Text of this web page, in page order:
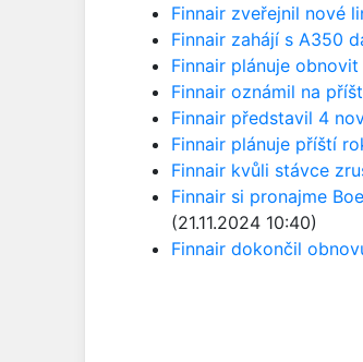
Finnair zveřejnil nové
Finnair zahájí s A350
Finnair plánuje
Finnair oznámil na
Finnair představil 4
Finnair plánuje příští
Finnair kvůli stávce
Finnair si pronajme
(21.11.2024 10:40)
Finnair dokončil